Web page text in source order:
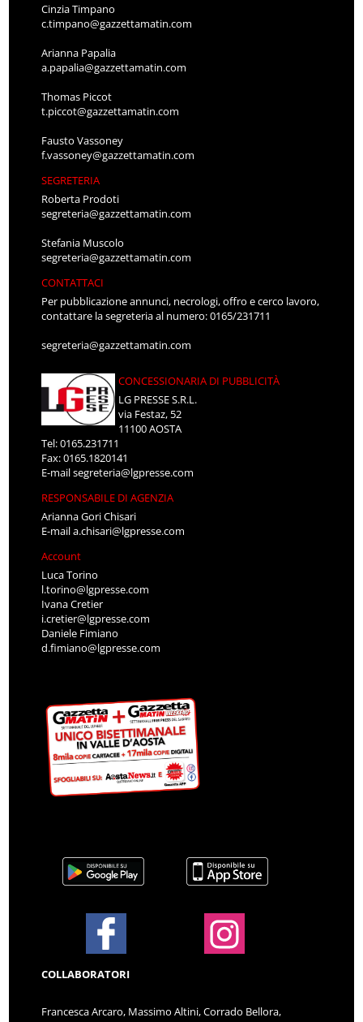
Cinzia Timpano
c.timpano@gazzettamatin.com
Arianna Papalia
a.papalia@gazzettamatin.com
Thomas Piccot
t.piccot@gazzettamatin.com
Fausto Vassoney
f.vassoney@gazzettamatin.com
SEGRETERIA
Roberta Prodoti
segreteria@gazzettamatin.com
Stefania Muscolo
segreteria@gazzettamatin.com
CONTATTACI
Per pubblicazione annunci, necrologi, offro e cerco lavoro,
contattare la segreteria al numero: 0165/231711
segreteria@gazzettamatin.com
CONCESSIONARIA DI PUBBLICITÀ
LG PRESSE S.R.L.
via Festaz, 52
11100 AOSTA
Tel: 0165.231711
Fax: 0165.1820141
E-mailsegreteria@lgpresse.com
RESPONSABILE DI AGENZIA
Arianna Gori Chisari
E-maila.chisari@lgpresse.com
Account
Luca Torino
l.torino@lgpresse.com
Ivana Cretier
i.cretier@lgpresse.com
Daniele Fimiano
d.fimiano@lgpresse.com
COLLABORATORI
Francesca Arcaro, Massimo Altini, Corrado Bellora,